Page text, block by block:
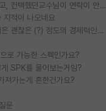
석박사 과정 합격하고, 컨택했던교수님이 연락이 안됩니다...
지적이 나오네요
박사진학하기에 2억은 괜찮은 (?) 정도의 경제력인가요
로 가능한 스펙인가요?
SPK를 물어보는거임?
져가는게 흔한건가요?
문